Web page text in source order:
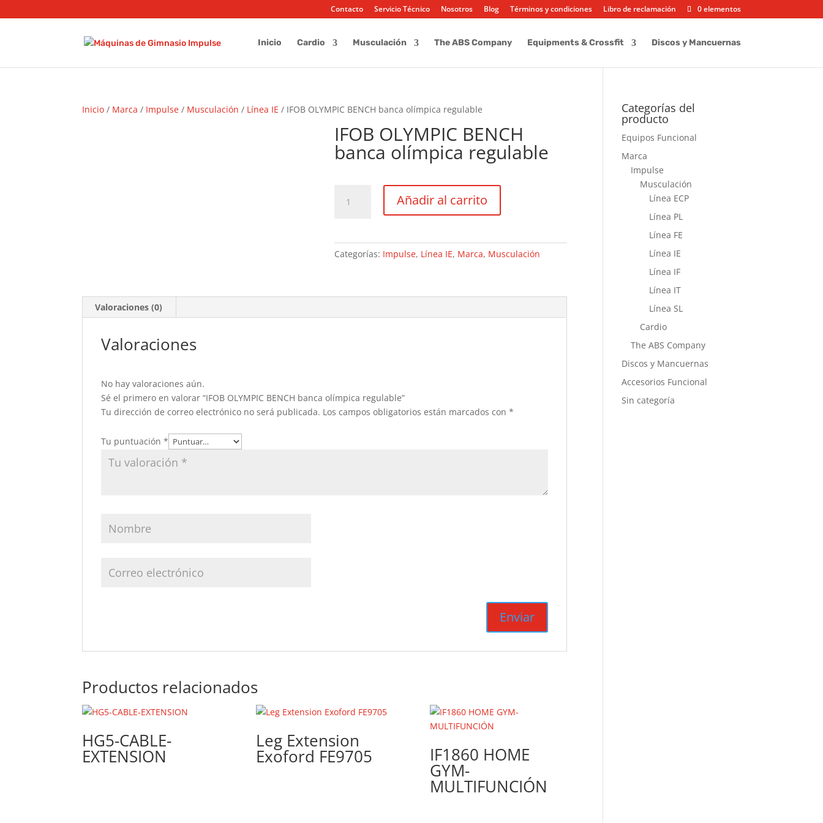
Contacto Servicio Técnico Nosotros Blog Términos y condiciones Libro de reclamación 0 elementos
Inicio Cardio Musculación The ABS Company Equipments & Crossfit Discos y Mancuernas
Inicio / Marca / Impulse / Musculación / Línea IE / IFOB OLYMPIC BENCH banca olímpica regulable
IFOB OLYMPIC BENCH
banca olímpica regulable
OLYMPIC
olímpica
regulable
Añadir al carrito
Categorías: Impulse, Línea IE, Marca, Musculación
Valoraciones (0)
Valoraciones
No hay valoraciones aún.
Sé el primero en valorar “IFOB OLYMPIC BENCH banca olímpica regulable”
Tu dirección de correo electrónico no será publicada. Los campos obligatorios están marcados con*
Tu puntuación*
Productos relacionados
HG5-CABLE-
EXTENSION
Leg Extension
Exoford FE9705 IF1860 HOME
GYM-
MULTIFUNCIÓN
Categorías del
producto
Equipos Funcional
Marca
Impulse
Musculación
Línea ECP
Línea PL
Línea FE
Línea IE
Línea IF
Línea IT
Línea SL
Cardio
The ABS Company
Discos y Mancuernas
Accesorios Funcional
Sin categoría